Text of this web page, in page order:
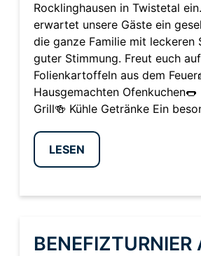
Rocklinghausen in Twistetal
erwartet unsere Gäste ein
die ganze Familie mit leckeren
guter Stimmung. Freut euch
Folienkartoffeln aus dem
Hausgemachten
Grill🍻 Kühle Getränke Ein
LESEN
BENEFIZTURNIER